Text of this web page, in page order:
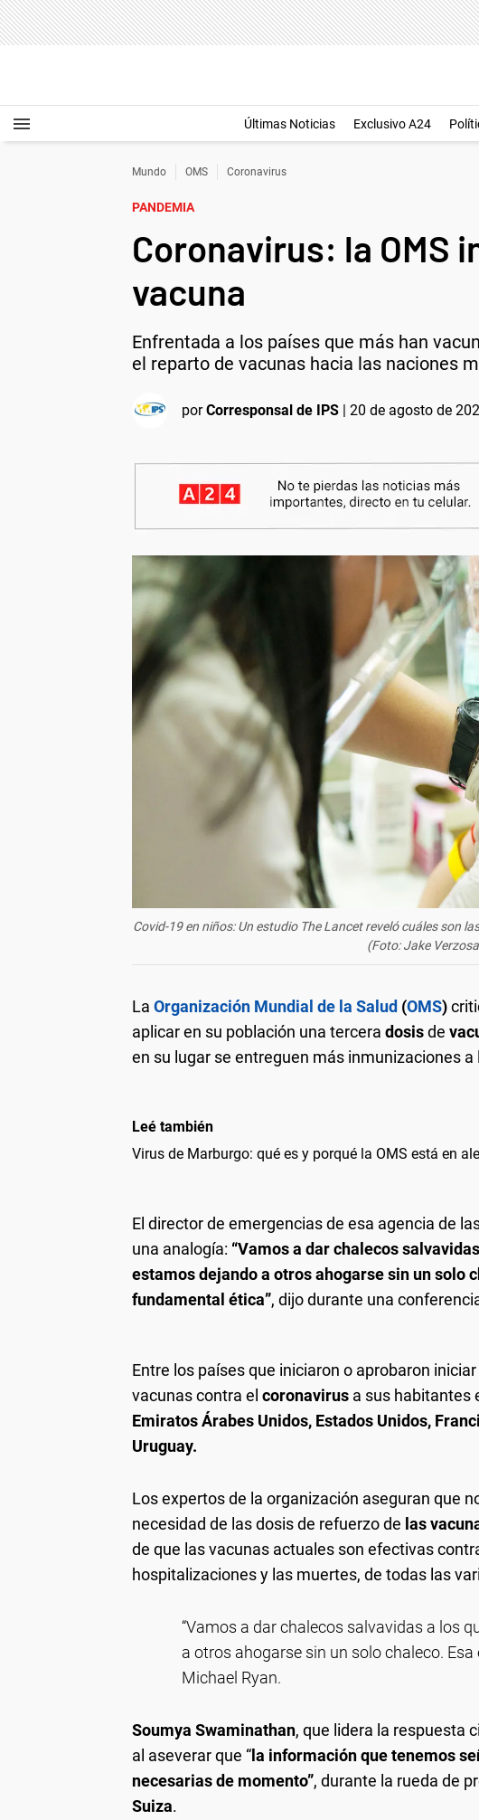
Últimas Noticias Exclusivo A24
Mundo OMS Coronavirus
PANDEMIA
Coronavirus: la OMS
vacuna
Enfrentada a los países que más han
el reparto de vacunas hacia las naciones
porCorresponsal de IPS | 20 de agosto de
Covid-19 en niños: Un estudio The Lancet reveló cuáles son
(Foto: Jake
La Organización Mundial de la Salud (OMS)
aplicar en su población una tercera dosisde
en su lugar se entreguen más inmunizaciones a
Leé también
Virus de Marburgo: qué es y porqué la OMS está en
El director de emergencias de esa agencia de
una analogía: “Vamos a dar chalecos
estamos dejando a otros ahogarse sin un solo
fundamental ética”, dijo durante una
Entre los países que iniciaron o aprobaron
vacunas contra el coronavirus a sus habitantes
Emiratos Árabes Unidos, Estados Unidos,
Uruguay.
Los expertos de la organización aseguran que
necesidad de las dosis de refuerzo de las
de que las vacunas actuales son efectivas
hospitalizaciones y las muertes, de todas las
“Vamos a dar chalecos salvavidas a los
a otros ahogarse sin un solo chaleco.
Michael Ryan.
Soumya Swaminathan, que lidera la respuesta
al aseverar que “ la información que tenemos
necesarias de momento”, durante la rueda de
Suiza.